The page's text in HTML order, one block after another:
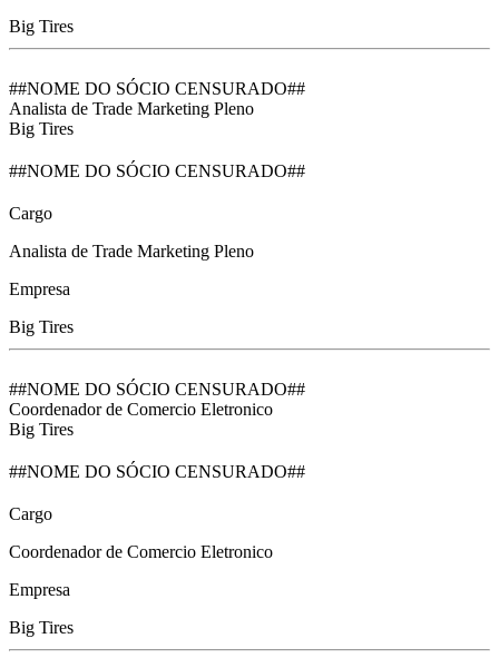
Big Tires
##NOME DO SÓCIO CENSURADO##
Analista de Trade Marketing Pleno
Big Tires
##NOME DO SÓCIO CENSURADO##
Cargo
Analista de Trade Marketing Pleno
Empresa
Big Tires
##NOME DO SÓCIO CENSURADO##
Coordenador de Comercio Eletronico
Big Tires
##NOME DO SÓCIO CENSURADO##
Cargo
Coordenador de Comercio Eletronico
Empresa
Big Tires